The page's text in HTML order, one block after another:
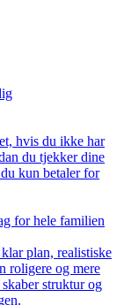
hvis du ikke har
du tjekker dine
kun betaler for
for hele familien
plan, realistiske
roligere og mere
struktur og